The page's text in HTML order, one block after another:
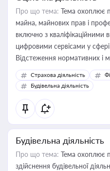
Про що тема: Тема охоплює
майна, майнових прав і
включно з кваліфікаційними
цифровими сервісами у сфері
Відстеження нормативних і
корисне для власника
бухгалтера під час
державного майна,
статусу суб'єктів оціночної
Страхова діяльність
Будівельна діяльність
Будівельна діяльність
Про що тема: Тема охоплює
здійснення будівельної